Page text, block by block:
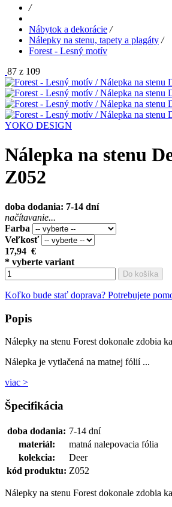
/
Nábytok a dekorácie /
Nálepky na stenu, tapety a plagáty /
Forest - Lesný motív
87 z 109
YOKO DESIGN
Nálepka na stenu
Z052
doba dodania: 7-14 dní
načítavanie...
Farba
Veľkosť
17,94 €
* vyberte variant
Do košíka
Koľko bude stať doprava? Potrebujete
Popis
Nálepky na stenu Forest dokonale zdobia
Nálepka je vytlačená na matnej fólií ...
viac >
Špecifikácia
doba dodania: 7-14 dní
materiál:
matná nalepovacia fólia
kolekcia:
Deer
kód produktu: Z052
Nálepky na stenu Forest dokonale zdobia